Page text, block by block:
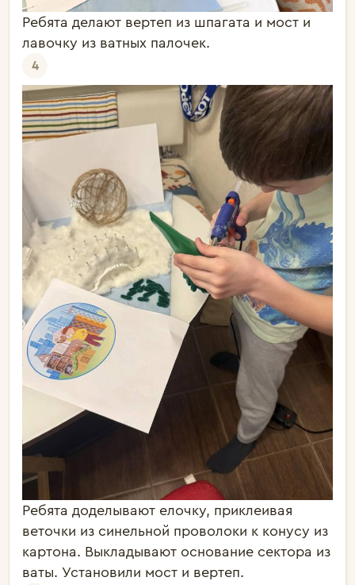
Ребята делают вертеп из шпагата и мост и
лавочку из ватных палочек.
4
Ребята доделывают елочку, приклеивая
веточки из синельной проволоки к конусу из
картона. Выкладывают основание сектора из
ваты. Установили мост и вертеп.